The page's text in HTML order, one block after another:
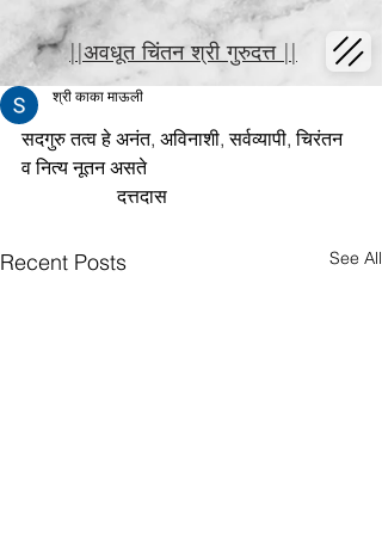
||अवधूत चिंतन श्री गुरुदत्त ||
श्री काका माऊली
सदगुरु तत्व हे अनंत, अविनाशी, सर्वव्यापी, चिरंतन
व नित्य नूतन असते
                    दत्तदास
Recent Posts See All